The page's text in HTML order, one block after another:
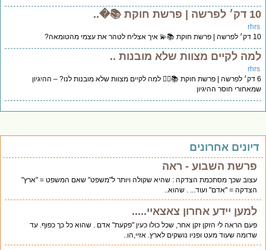
חוקת 📚�..
לקיים מצוות שלא מובנות ..
6 דק׳ לפרשה | פרשת חוקת 📚🤷‍♂️ למה לקיים מצוות שלא מובנות לנו? – ההיגיון
חוסר ההיגיון
אחרונים
פרשת השבוע - ראה
עצוב שכך מסתכמת הצדקה : שהיא שקולה ויותר ל"משפט" שאם המשפט = "ארץ"
הצדקה = "אדם" ועוד... . שהוא..
למען יידע אחרון צאצאיי.....
פעם הראה לי הזקן זקן אחר, שכל כולו כעין "פקעת" אדם . שהוא כל כך כפוף. עד
שדומה שעוד מעט ופניו נושקים לארץ. אזיי,הו..